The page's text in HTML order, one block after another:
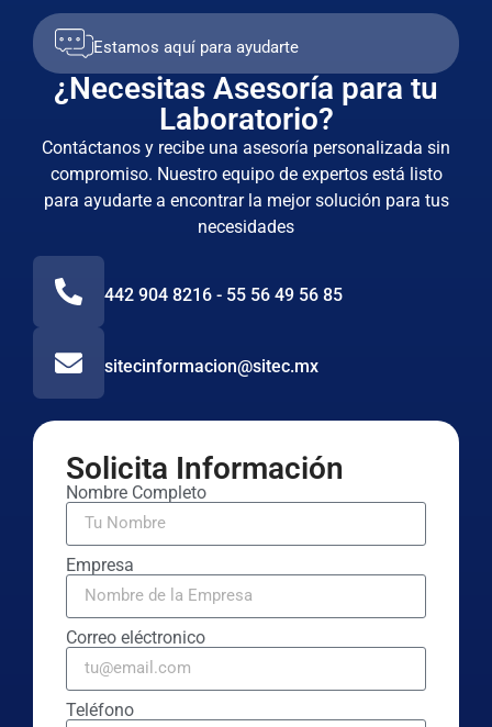
Estamos aquí para ayudarte
¿Necesitas Asesoría para tu
Laboratorio?
Contáctanos y recibe una asesoría personalizada sin
compromiso. Nuestro equipo de expertos está listo
para ayudarte a encontrar la mejor solución para tus
necesidades
442 904 8216 - 55 56 49 56 85
sitecinformacion@sitec.mx
Solicita Información
Nombre Completo
Empresa
Correo eléctronico
Teléfono